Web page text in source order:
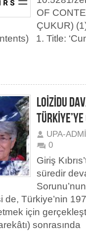
OF
ÇUKUR)
1. Title:
LOİZİDU
UPA-
0
Giriş
süredir
Türkiye’nin
için
sonrasında